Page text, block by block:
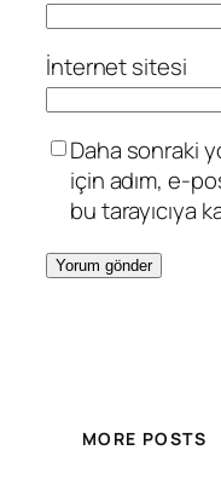
İnternet sitesi
Daha sonraki
için adım, e-
bu tarayıcıya
MORE POSTS